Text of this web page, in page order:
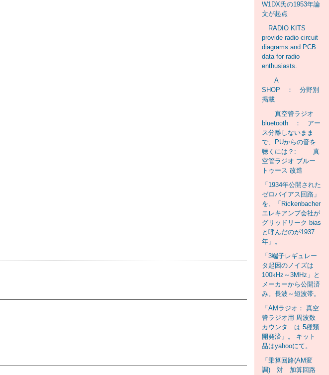
W1DX氏の1953年論
文が起点
RADIO KITS
provide radio circuit
diagrams and PCB
data for radio
enthusiasts.
A
SHOP ： 分野別
掲載
真空管ラジオ
bluetooth ： アー
ス分離しないまま
で、PUからの音を
聴くには？: 真
空管ラジオ ブルー
トゥース 改造
「1934年公開された
ゼロバイアス回路」
を、「Rickenbacher
エレキアンプ会社が
グリッドリーク bias
と呼んだのが1937
年」。
「3端子レギュレー
タ起因のノイズは
100kHz～3MHz」と
メーカーから公開済
み。長波～短波帯。
「AMラジオ： 真空
管ラジオ用 周波数
カウンタ は 5種類
開発済」。 キット
品はyahooにて。
「乗算回路(AM変
調) 対 加算回路